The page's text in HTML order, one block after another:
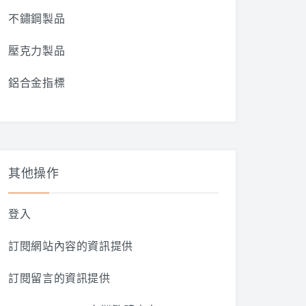
不鏽鋼製品
壓克力製品
鋁合金指標
其他操作
登入
訂閱網站內容的資訊提供
訂閱留言的資訊提供